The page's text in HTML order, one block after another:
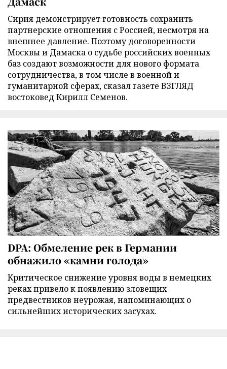
Сирия демонстрирует готовность сохранить
партнерские отношения с Россией, несмотря на
внешнее давление. Поэтому договоренности
Москвы и Дамаска о судьбе российских военных
баз создают возможности для нового формата
сотрудничества, в том числе в военной и
гуманитарной сферах, сказал газете ВЗГЛЯД
востоковед Кирилл Семенов.
DPA: Обмеление рек в Германии
обнажило «камни голода»
Критическое снижение уровня воды в немецких
реках привело к появлению зловещих
предвестников неурожая, напоминающих о
сильнейших исторических засухах.